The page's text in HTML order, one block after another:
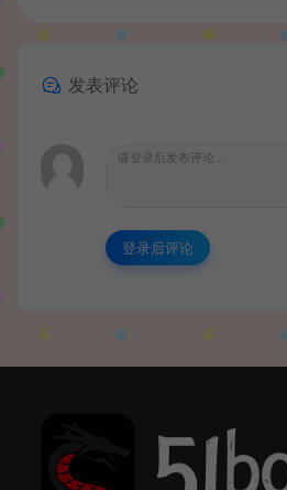
发表评论
登录后评论